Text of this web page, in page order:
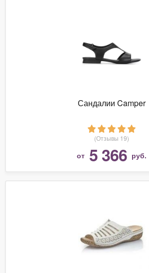
Сандалии Camper
(Отзывы 19)
от 5 366 руб.